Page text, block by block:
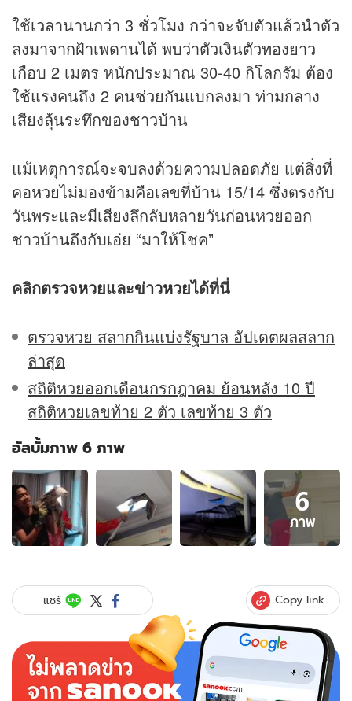
ใช้เวลานานกว่า 3 ชั่วโมง กว่าจะจับตัวแล้วนำตัว
ลงมาจากฝ้าเพดานได้ พบว่าตัวเงินตัวทองยาว
เกือบ 2 เมตร หนักประมาณ 30-40 กิโลกรัม ต้อง
ใช้แรงคนถึง 2 คนช่วยกันแบกลงมา ท่ามกลาง
เสียงลุ้นระทึกของชาวบ้าน
แม้เหตุการณ์จะจบลงด้วยความปลอดภัย แต่สิ่งที่
คอหวยไม่มองข้ามคือเลขที่บ้าน 15/14 ซึ่งตรงกับ
วันพระและมีเสียงลึกลับหลายวันก่อนหวยออก
ชาวบ้านถึงกับเอ่ย “มาให้โชค”
คลิกตรวจหวยและข่าวหวยได้ที่นี่
ตรวจหวย สลากกินแบ่งรัฐบาล อัปเดตผลสลาก
ล่าสุด
สถิติหวยออกเดือนกรกฎาคม ย้อนหลัง 10 ปี
สถิติหวยเลขท้าย 2 ตัว เลขท้าย 3 ตัว
อัลบั้มภาพ 6 ภาพ
อัลบั้ม
ภาพ
6
ภาพ
ของ
ปริศนา
มา
วัน
ผงะ
เงิน
6
ภาพ
แชร์ Copy link